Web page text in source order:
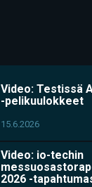
Video: Testissä
-pelikuulokkeet
15.6.2026
Video: io-techin
2026 -